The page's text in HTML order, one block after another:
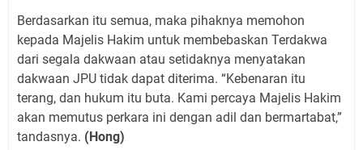
Berdasarkan itu semua, maka pihaknya memohon
kepada Majelis Hakim untuk membebaskan Terdakwa
dari segala dakwaan atau setidaknya menyatakan
dakwaan JPU tidak dapat diterima. “Kebenaran itu
terang, dan hukum itu buta. Kami percaya Majelis Hakim
akan memutus perkara ini dengan adil dan bermartabat,”
tandasnya. (Hong)